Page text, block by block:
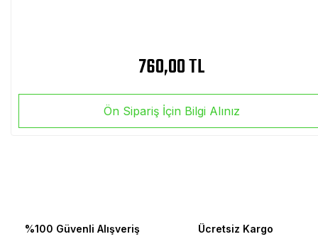
760,00 TL
Ön Sipariş İçin Bilgi Alınız
%100 Güvenli Alışveriş Ücretsiz Kargo